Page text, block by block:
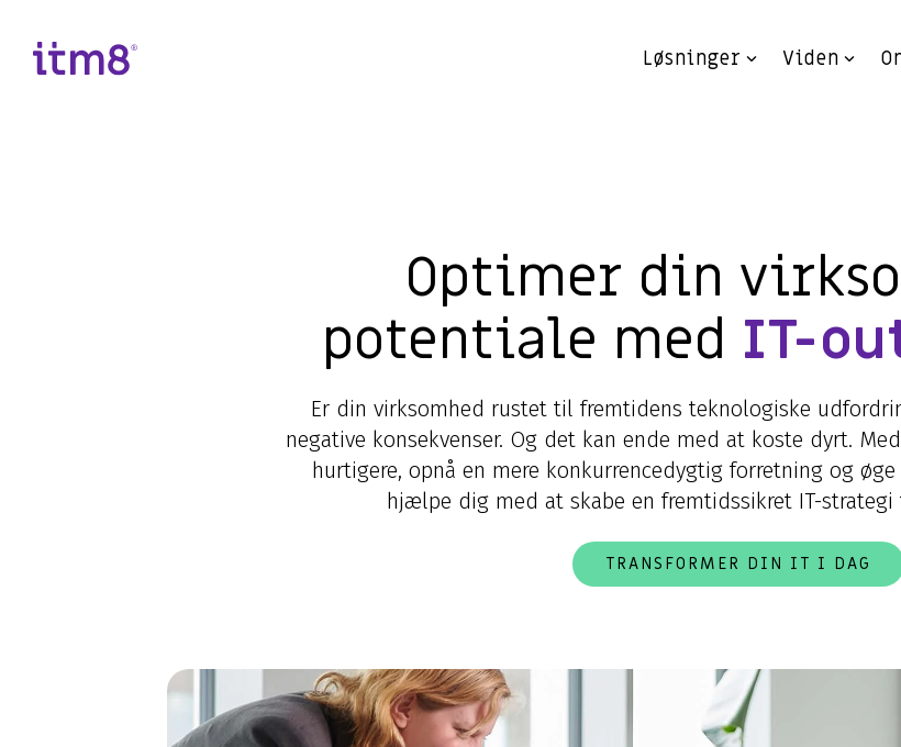
indhold
Løsninger Viden
Optimer din
potentiale med IT-
Er din virksomhed rustet til fremtidens teknologiske
negative konsekvenser. Og det kan ende med at koste dyrt.
hurtigere, opnå en mere konkurrencedygtig forretning og
hjælpe dig med at skabe en fremtidssikret IT-
TRANSFORMER DIN IT I DAG